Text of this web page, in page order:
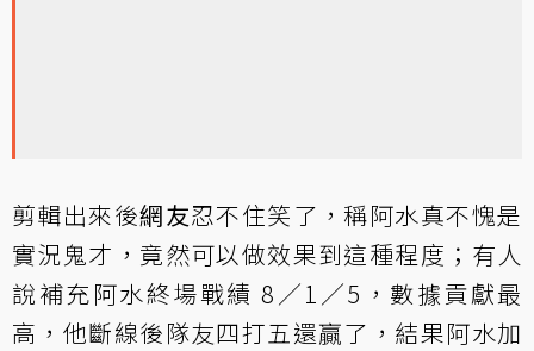
剪輯出來後網友忍不住笑了，稱阿水真不愧是
實況鬼才，竟然可以做效果到這種程度；有人
說補充阿水終場戰績 8／1／5，數據貢獻最
高，他斷線後隊友四打五還贏了，結果阿水加